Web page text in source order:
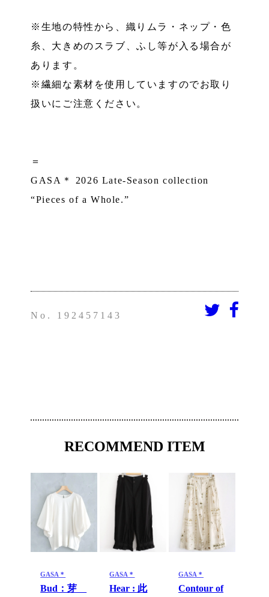
※生地の特性から、織りムラ・ネップ・色
糸、大きめのスラブ、ふし等が入る場合が
あります。
※繊細な素材を使用していますのでお取り
扱いにご注意ください。
＝
GASA＊ 2026 Late-Season collection
“Pieces of a Whole.”
No. 192457143
RECOMMEND ITEM
GASA＊
Bud：芽
GASA＊
Hear : 此
GASA＊
Contour of